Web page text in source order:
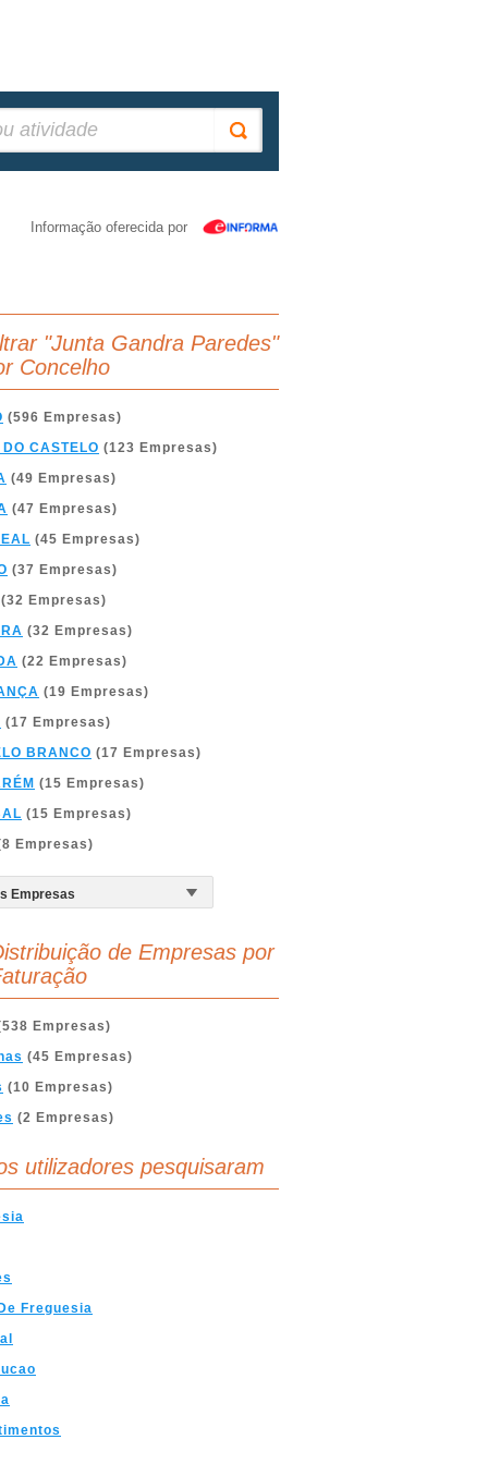
Informação oferecida por
"Junta Gandra Paredes"
Concelho
(596 Empresas)
CASTELO (123 Empresas)
(49 Empresas)
(47 Empresas)
(45 Empresas)
(37 Empresas)
Empresas)
(32 Empresas)
(22 Empresas)
(19 Empresas)
(17 Empresas)
BRANCO (17 Empresas)
(15 Empresas)
(15 Empresas)
Empresas)
de Empresas por
Empresas)
(45 Empresas)
(10 Empresas)
(2 Empresas)
utilizadores pesquisaram
Freguesia